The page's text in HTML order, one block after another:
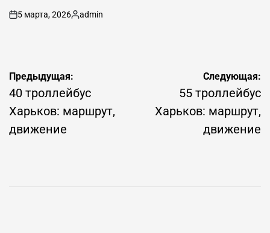
on
5 марта, 2026
Запись
admin
Навигация
по
записям
Предыдущая:
40 троллейбус
Харьков: маршрут,
движение
Следующая:
55 троллейбус
Харьков: маршрут,
движение